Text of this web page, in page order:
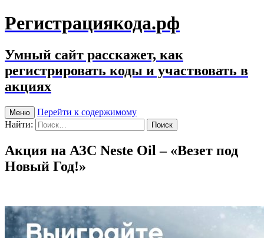
Регистрациякода.рф
Умный сайт расскажет, как
регистрировать коды и участвовать в
акциях
Меню
Перейти к содержимому
Найти:
Акция на АЗС Neste Oil – «Везет под
Новый Год!»